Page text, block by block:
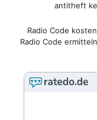
antitheft
Radio Code
Radio Code